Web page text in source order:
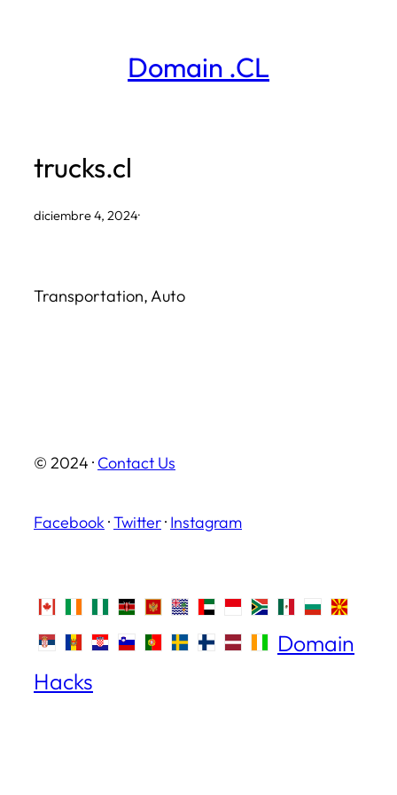
Domain .CL
trucks.cl
diciembre 4, 2024·
Transportation, Auto
© 2024 · Contact Us
Facebook ·Twitter· Instagram
Domain
Hacks